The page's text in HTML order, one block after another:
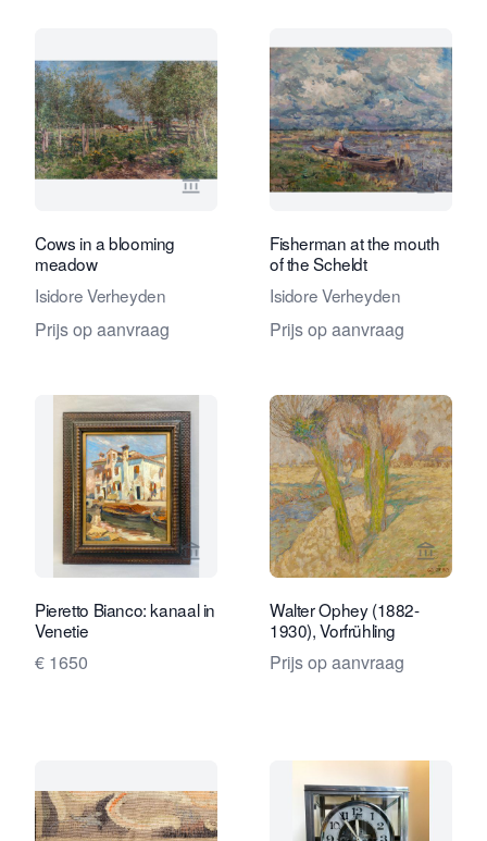
Bekijk verkoperspagina van
Cows in a blooming
meadow
Isidore Verheyden
Prijs op aanvraag
Bekijk
Fisherman at the mouth
of the Scheldt
Isidore Verheyden
Prijs op aanvraag
Bekijk verkoperspagina van Robert
Pieretto Bianco: kanaal in
Venetie
€ 1650
Bekijk
Walter Ophey (1882-
1930), Vorfrühling
Prijs op aanvraag